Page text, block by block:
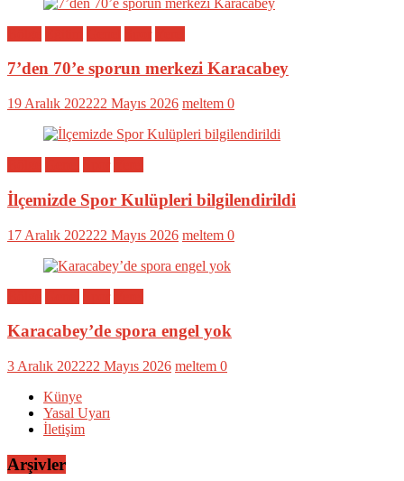
7’den 70’e sporun merkezi Karacabey
19 Aralık 202222 Mayıs 2026 meltem 0
İlçemizde Spor Kulüpleri bilgilendirildi
17 Aralık 202222 Mayıs 2026 meltem 0
Karacabey’de spora engel yok
3 Aralık 202222 Mayıs 2026 meltem 0
Künye
Yasal Uyarı
İletişim
Arşivler